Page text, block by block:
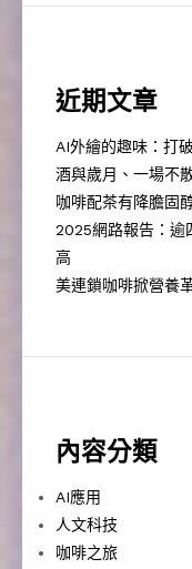
近期文章
AI外繪的趣味：打
酒與歲月、一場不
咖啡配茶有降膽固
2025網路報告：逾
高
美連鎖咖啡掀營養
內容分類
AI應用
人文科技
咖啡之旅